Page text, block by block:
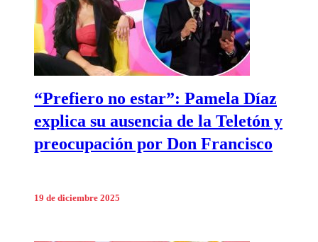
“Prefiero no estar”: Pamela Díaz
explica su ausencia de la Teletón y
preocupación por Don Francisco
19 de diciembre 2025